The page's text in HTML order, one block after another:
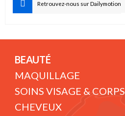
Retrouvez-nous sur Dailymotion
BEAUTÉ
MAQUILLAGE
SOINS VISAGE & CORPS
CHEVEUX